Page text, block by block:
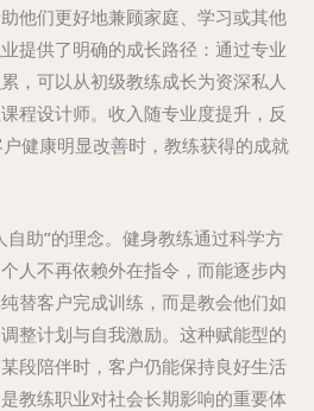
他们更好地兼顾家庭、学习或其他
提供了明确的成长路径：通过专业
，可以从初级教练成长为资深私人
程设计师。收入随专业度提升，反
健康明显改善时，教练获得的成就
自助”的理念。健身教练通过科学方
人不再依赖外在指令，而能逐步内
替客户完成训练，而是教会他们如
整计划与自我激励。这种赋能型的
段陪伴时，客户仍能保持良好生活
教练职业对社会长期影响的重要体